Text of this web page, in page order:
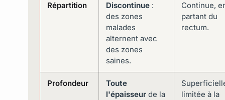
Répartition Discontinue:
des zones
malades
alternent avec
des zones
saines.
Continue,
partant du
rectum.
Profondeur
Toute
l'épaisseurde la
limitée à la